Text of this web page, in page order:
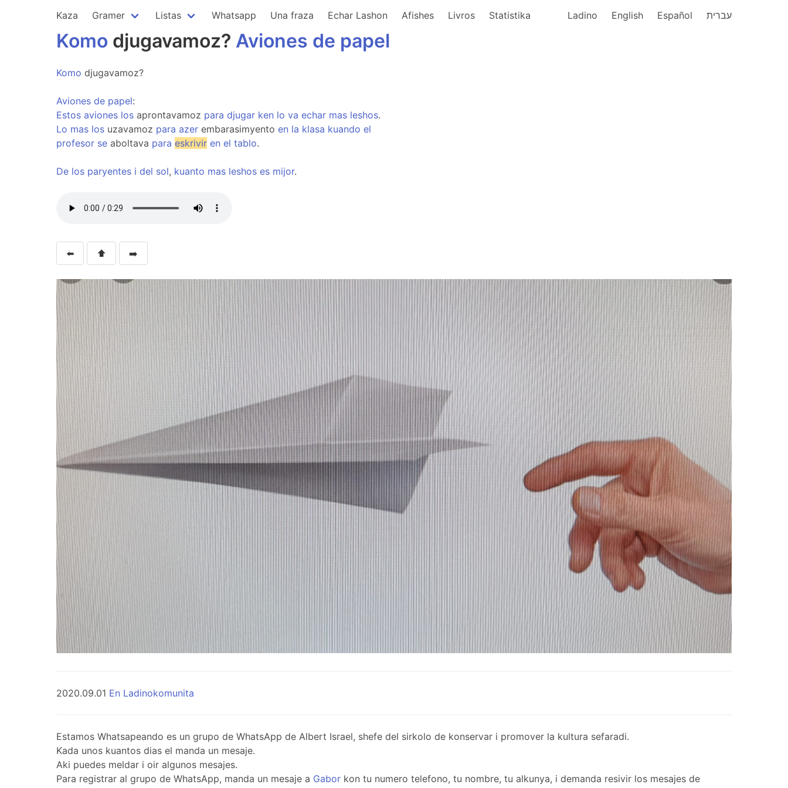
Kaza Gramer Listas Whatsapp Una fraza Echar Lashon Afishes Livros Statistika Ladino English Español עברית
Komo djugavamoz? Aviones de papel
Komo djugavamoz?
Aviones de papel:
Estos aviones los aprontavamoz para djugar ken lo va echar mas leshos.
Lo mas los uzavamoz para azer embarasimyento en la klasa kuando el
profesor se aboltava para eskrivir en el tablo.
De los paryentes i del sol, kuanto mas leshos es mijor.
⬅️ ⬆️ ➡️
2020.09.01 En Ladinokomunita
Estamos Whatsapeando es un grupo de WhatsApp de Albert Israel, shefe del sirkolo de konservar i promover la kultura sefaradi.
Kada unos kuantos dias el manda un mesaje.
Aki puedes meldar i oir algunos mesajes.
Para registrar al grupo de WhatsApp, manda un mesaje a Gabor kon tu numero telefono, tu nombre, tu alkunya, i demanda resivir los mesajes de